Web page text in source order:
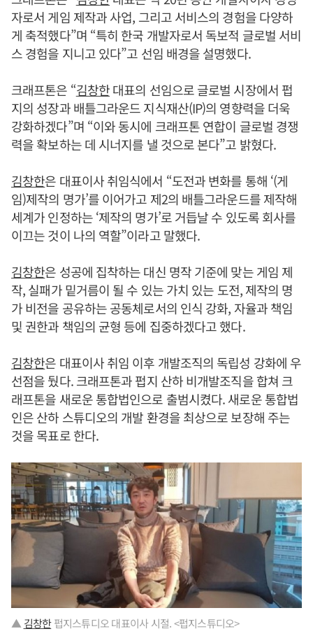
자로서 게임 제작과 사업, 그리고 서비스의 경험을 다양하
게 축적했다”며 “특히 한국 개발자로서 독보적 글로벌 서비
스 경험을 지니고 있다”고 선임 배경을 설명했다.
크래프톤은 “김창한대표의 선임으로 글로벌 시장에서 펍
지의 성장과 배틀그라운드 지식재산(IP)의 영향력을 더욱
강화하겠다”며 “이와 동시에 크래프톤 연합이 글로벌 경쟁
력을 확보하는 데 시너지를 낼 것으로 본다”고 밝혔다.
김창한은 대표이사 취임식에서 “도전과 변화를 통해 ‘(게
임)제작의 명가’를 이어가고 제2의 배틀그라운드를 제작해
세계가 인정하는 ‘제작의 명가’로 거듭날 수 있도록 회사를
이끄는 것이 나의 역할”이라고 말했다.
김창한은 성공에 집착하는 대신 명작 기준에 맞는 게임 제
작, 실패가 밑거름이 될 수 있는 가치 있는 도전, 제작의 명
가 비전을 공유하는 공동체로서의 인식 강화, 자율과 책임
및 권한과 책임의 균형 등에 집중하겠다고 했다.
김창한은 대표이사 취임 이후 개발조직의 독립성 강화에 우
선점을 뒀다. 크래프톤과 펍지 산하 비개발조직을 합쳐 크
래프톤을 새로운 통합법인으로 출범시켰다. 새로운 통합법
인은 산하 스튜디오의 개발 환경을 최상으로 보장해 주는
것을 목표로 한다.
▲ 김창한펍지스튜디오 대표이사 시절. <펍지스튜디오>